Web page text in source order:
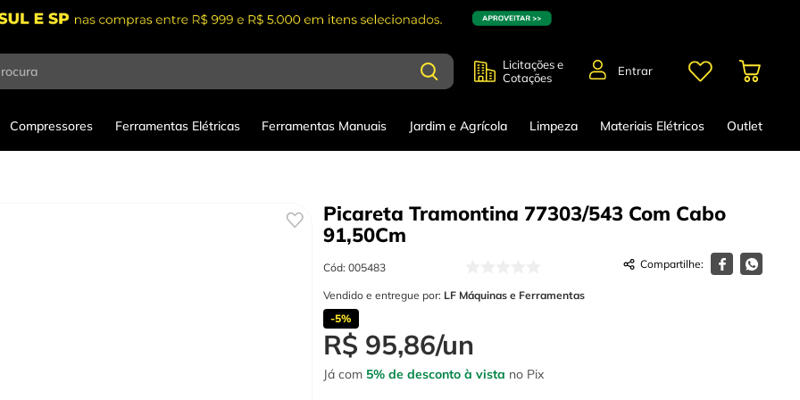
Licitações e
Cotações
Entrar
Compressores Ferramentas Elétricas Ferramentas Manuais Jardim e Agrícola Limpeza Materiais Elétricos Outlet
Picareta Tramontina 77303/543 Com Cabo
91,50Cm
Cód: 005483
Vendido e entregue por: LF Máquinas e Ferramentas
-5%
R$ 95,86/un
Já com 5% de desconto à vista no Pix